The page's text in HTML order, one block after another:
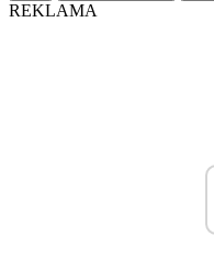
REKLAMA